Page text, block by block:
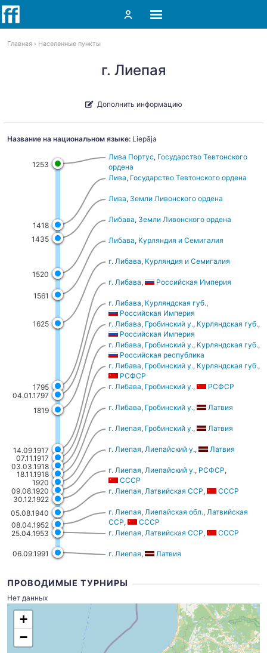
Главная Населенные пункты
г. Лиепая
Дополнить информацию
Название на национальном языке: Liepāja
1253
1418
1435
1520
1561
1625
1795
04.01.1797
1819
14.09.1917
07.11.1917
03.03.1918
18.11.1918
1920
09.08.1920
30.12.1922
05.08.1940
08.04.1952
25.04.1953
06.09.1991
Лива Портус, Государство Тевтонского
ордена
Лива, Государство Тевтонского ордена
Лива, Земли Ливонского ордена
Либава, Земли Ливонского ордена
Либава, Курляндия и Семигалия
г. Либава, Курляндия и Семигалия
г. Либава, Российская Империя
г. Либава, Курляндская губ.,
Российская Империя
г. Либава, Гробинский у., Курляндская губ.,
Российская Империя
г. Либава, Гробинский у., Курляндская губ.,
Российская республика
г. Либава, Гробинский у., Курляндская губ.,
РСФСР
г. Либава, Гробинский у., РСФСР
г. Либава, Гробинский у., Латвия
г. Лиепая, Гробинский у., Латвия
г. Лиепая, Лиепайский у., Латвия
г. Лиепая, Лиепайский у., РСФСР,
СССР
г. Лиепая, Латвийская ССР, СССР
г. Лиепая, Лиепайская обл., Латвийская
ССР,
СССР
г. Лиепая, Латвийская ССР, СССР
г. Лиепая, Латвия
ПРОВОДИМЫЕ ТУРНИРЫ
Нет данных
+
−